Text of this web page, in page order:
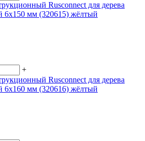
Rusconnect для дерева
6х150 мм (320615) жёлтый
+
Rusconnect для дерева
6х160 мм (320616) жёлтый